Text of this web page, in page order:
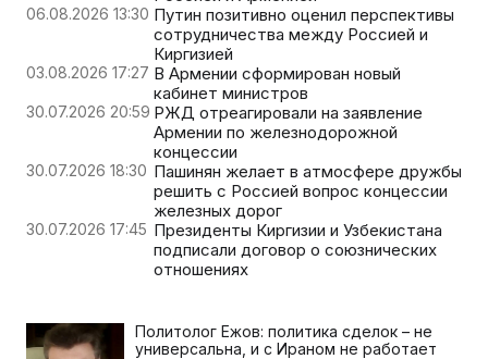
06.08.2026 13:30 Путин позитивно оценил перспективы
сотрудничества между Россией и
Киргизией
03.08.2026 17:27 В Армении сформирован новый
кабинет министров
30.07.2026 20:59 РЖД отреагировали на заявление
Армении по железнодорожной
концессии
30.07.2026 18:30 Пашинян желает в атмосфере дружбы
решить с Россией вопрос концессии
железных дорог
30.07.2026 17:45 Президенты Киргизии и Узбекистана
подписали договор о союзнических
отношениях
Политолог Ежов: политика сделок – не
универсальна, и с Ираном не работает